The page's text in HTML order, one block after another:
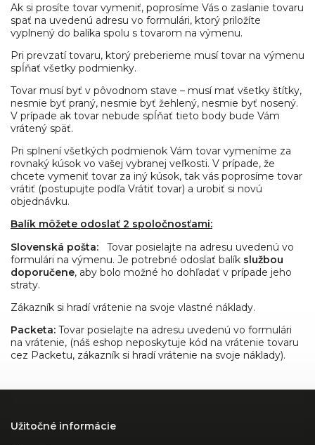
Ak si prosíte tovar vymeniť, poprosíme Vás o zaslanie tovaru
spať na uvedenú adresu vo formulári, ktorý priložíte
vyplnený do balíka spolu s tovarom na výmenu.
Pri prevzatí tovaru, ktorý preberieme musí tovar na výmenu
spĺňať všetky podmienky.
Tovar musí byť v pôvodnom stave – musí mať všetky štítky,
nesmie byť praný, nesmie byť žehlený, nesmie byť nosený.
V prípade ak tovar nebude spĺňať tieto body bude Vám
vrátený späť.
Pri splnení všetkých podmienok Vám tovar vymeníme za
rovnaký kúsok vo vašej vybranej veľkosti. V prípade, že
chcete vymeniť tovar za iný kúsok, tak vás poprosíme tovar
vrátiť (postupujte podľa Vrátiť tovar) a urobiť si novú
objednávku.
Balík môžete odoslať 2 spoločnosťami:
Slovenská pošta: Tovar posielajte na adresu uvedenú vo
formulári na výmenu. Je potrebné odoslať balík službou
doporučene, aby bolo možné ho dohľadať v prípade jeho
straty.
Zákazník si hradí vrátenie na svoje vlastné náklady.
Packeta: Tovar posielajte na adresu uvedenú vo formulári
na vrátenie, (náš eshop neposkytuje kód na vrátenie tovaru
cez Packetu, zákazník si hradí vrátenie na svoje náklady).
Užitočné informácie